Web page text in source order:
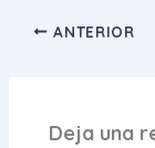
ANTERIOR
Deja una